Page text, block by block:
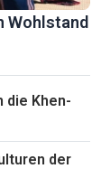
Wohlstand
die Khen-
der